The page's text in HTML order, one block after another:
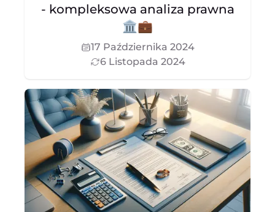
- kompleksowa analiza prawna
🏛️💼
17 Października 2024
6 Listopada 2024